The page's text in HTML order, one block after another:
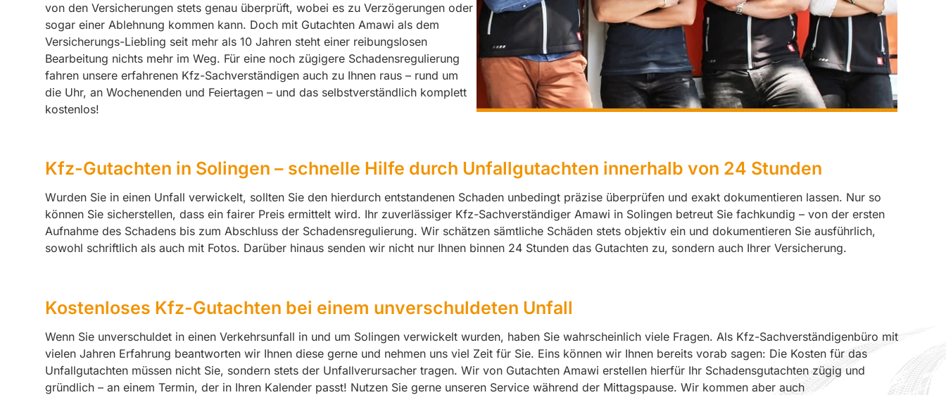
von den Versicherungen stets genau überprüft, wobei es zu Verzögerungen oder
sogar einer Ablehnung kommen kann. Doch mit Gutachten Amawi als dem
Versicherungs-Liebling seit mehr als 10 Jahren steht einer reibungslosen
Bearbeitung nichts mehr im Weg. Für eine noch zügigere Schadensregulierung
fahren unsere erfahrenen Kfz-Sachverständigen auch zu Ihnen raus – rund um
die Uhr, an Wochenenden und Feiertagen – und das selbstverständlich komplett
kostenlos!
Kfz-Gutachten in Solingen – schnelle Hilfe durch Unfallgutachten innerhalb von 24 Stunden
Wurden Sie in einen Unfall verwickelt, sollten Sie den hierdurch entstandenen Schaden unbedingt präzise überprüfen und exakt dokumentieren lassen. Nur so
können Sie sicherstellen, dass ein fairer Preis ermittelt wird. Ihr zuverlässiger Kfz-Sachverständiger Amawi in Solingen betreut Sie fachkundig – von der ersten
Aufnahme des Schadens bis zum Abschluss der Schadensregulierung. Wir schätzen sämtliche Schäden stets objektiv ein und dokumentieren Sie ausführlich,
sowohl schriftlich als auch mit Fotos. Darüber hinaus senden wir nicht nur Ihnen binnen 24 Stunden das Gutachten zu, sondern auch Ihrer Versicherung.
Kostenloses Kfz-Gutachten bei einem unverschuldeten Unfall
Wenn Sie unverschuldet in einen Verkehrsunfall in und um Solingen verwickelt wurden, haben Sie wahrscheinlich viele Fragen. Als Kfz-Sachverständigenbüro mit
vielen Jahren Erfahrung beantworten wir Ihnen diese gerne und nehmen uns viel Zeit für Sie. Eins können wir Ihnen bereits vorab sagen: Die Kosten für das
Unfallgutachten müssen nicht Sie, sondern stets der Unfallverursacher tragen. Wir von Gutachten Amawi erstellen hierfür Ihr Schadensgutachten zügig und
gründlich – an einem Termin, der in Ihren Kalender passt! Nutzen Sie gerne unseren Service während der Mittagspause. Wir kommen aber auch